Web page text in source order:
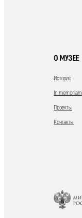
О МУЗЕЕ
История
In memoriam
Проекты
Контакты